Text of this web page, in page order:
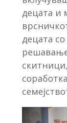
децата и
децата